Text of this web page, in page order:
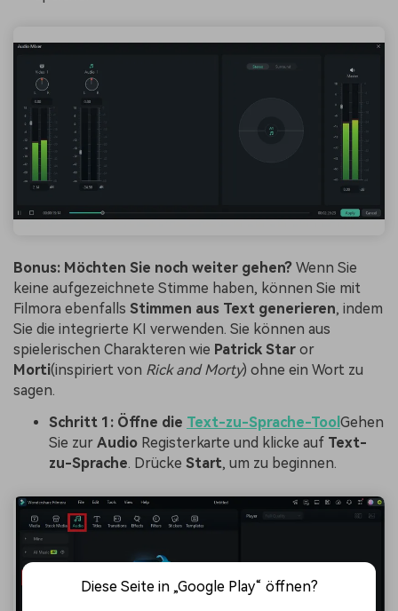
Bonus: Möchten Sie noch weiter gehen? Wenn Sie
keine aufgezeichnete Stimme haben, können Sie mit
Filmora ebenfalls Stimmen aus Text generieren, indem
Sie die integrierte KI verwenden. Sie können aus
spielerischen Charakteren wie Patrick Star or
Morti(inspiriert von Rick and Morty) ohne ein Wort zu
sagen.
Schritt 1: Öffne die Text-zu-Sprache-Tool Gehen
Sie zur Audio Registerkarte und klicke auf Text-
zu-Sprache. Drücke Start, um zu beginnen.
Diese Seite in „Google Play“ öffnen?